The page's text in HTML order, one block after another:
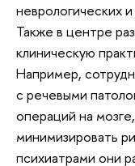
неврологических
Также в центре
клиническую
Например,
с речевыми
операций на
минимизировать
психиатрами они